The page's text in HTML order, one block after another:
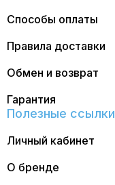
Способы оплаты
Правила доставки
Обмен и возврат
Гарантия
Полезные ссылки
Личный кабинет
О бренде